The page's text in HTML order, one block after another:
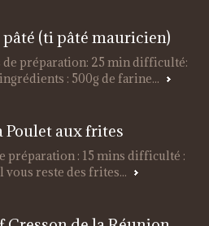
(ti pâté mauricien)
de préparation: 25 min difficulté:
: 500g de farine...
Poulet aux frites
préparation : 15 mins difficulté :
vous reste des frites...